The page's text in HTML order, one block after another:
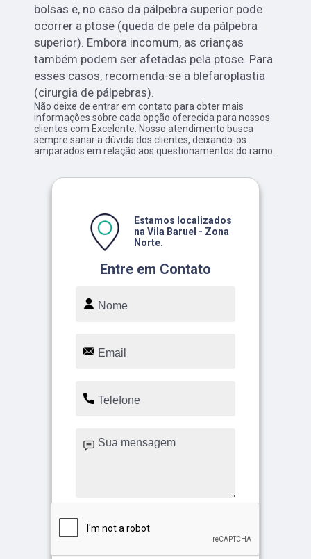
bolsas e, no caso da pálpebra superior pode
ocorrer a ptose (queda de pele da pálpebra
superior). Embora incomum, as crianças
também podem ser afetadas pela ptose. Para
esses casos, recomenda-se a blefaroplastia
(cirurgia de pálpebras).
Não deixe de entrar em contato para obter mais
informações sobre cada opção oferecida para nossos
clientes com Excelente. Nosso atendimento busca
sempre sanar a dúvida dos clientes, deixando-os
amparados em relação aos questionamentos do ramo.
Entre em Contato
Estamos localizados
na Vila Baruel - Zona
Norte.